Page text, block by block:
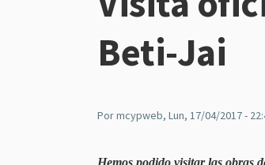
Beti-Jai
Pormcypweb, Lun, 17/04/2017 -
Hemos podido visitar las obras